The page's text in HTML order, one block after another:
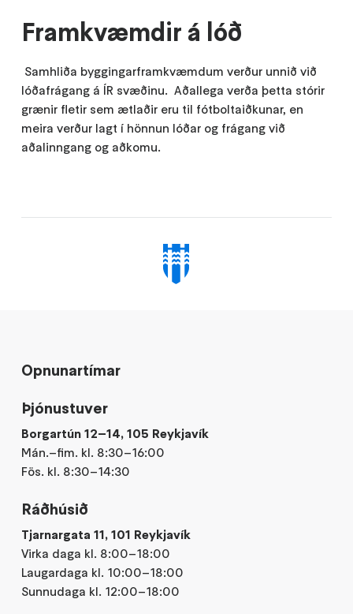
Framkvæmdir á lóð
Samhliða byggingarframkvæmdum verður unnið við
lóðafrágang á ÍR svæðinu. Aðallega verða þetta stórir
grænir fletir sem ætlaðir eru til fótboltaiðkunar, en
meira verður lagt í hönnun lóðar og frágang við
aðalinngang og aðkomu.
Opnunartímar
Þjónustuver
Borgartún 12–14, 105 Reykjavík
Mán.–fim. kl. 8:30–16:00
Fös. kl. 8:30–14:30
Ráðhúsið
Tjarnargata 11, 101 Reykjavík
Virka daga kl. 8:00–18:00
Laugardaga kl. 10:00–18:00
Sunnudaga kl. 12:00–18:00